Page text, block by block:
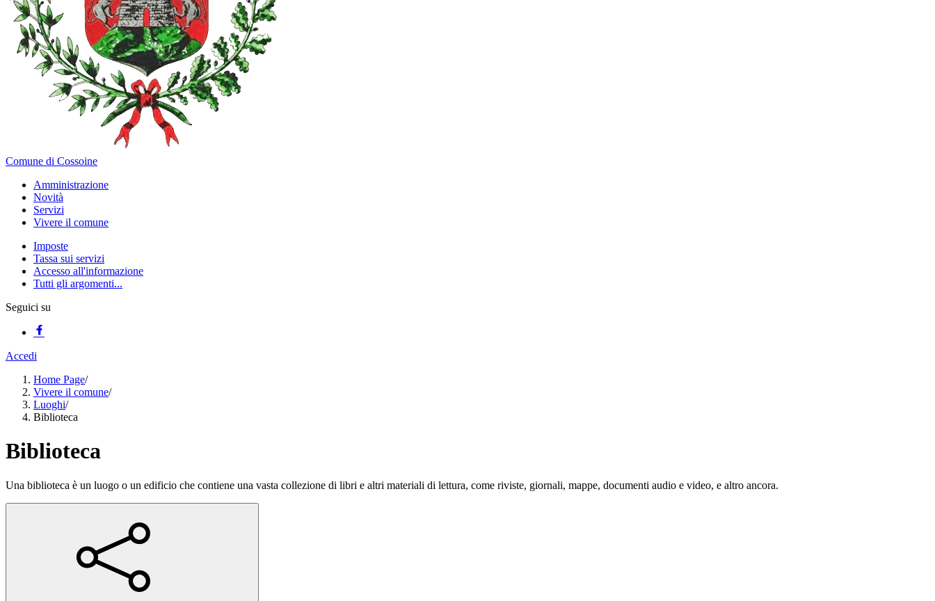
Comune di Cossoine
Amministrazione
Novità
Servizi
Vivere il comune
Imposte
Tassa sui servizi
Accesso all'informazione
Tutti gli argomenti...
Seguici su
Accedi
Home Page/
Vivere il comune/
Luoghi/
Biblioteca
Biblioteca
Una biblioteca è un luogo o un edificio che contiene una vasta collezione di libri e altri materiali di lettura, come riviste, giornali, mappe, documenti audio e video, e altro ancora.